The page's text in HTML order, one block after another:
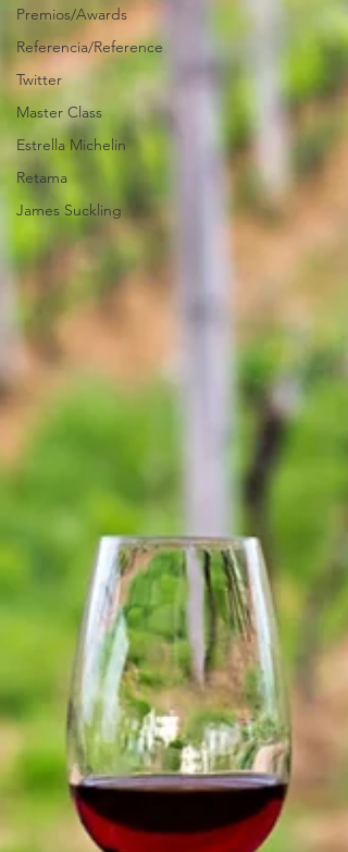
Premios/Awards
Referencia/Reference
Twitter
Master Class
Estrella Michelin
Retama
James Suckling